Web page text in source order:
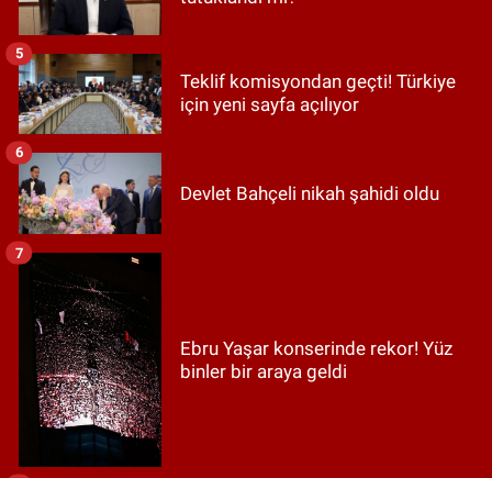
Teklif komisyondan geçti! Türkiye
için yeni sayfa açılıyor
5
Devlet Bahçeli nikah şahidi oldu
6
Ebru Yaşar konserinde rekor! Yüz
binler bir araya geldi
7